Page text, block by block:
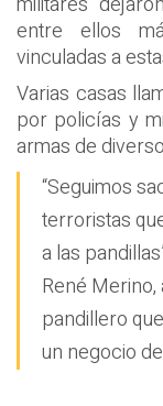
entre ellos
vinculadas a
Varias casas
por policías y
armas de
“Seguimos
terroristas
a las
René
pandillero
un negocio